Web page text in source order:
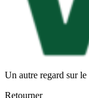
Un autre regard sur le
Retourner